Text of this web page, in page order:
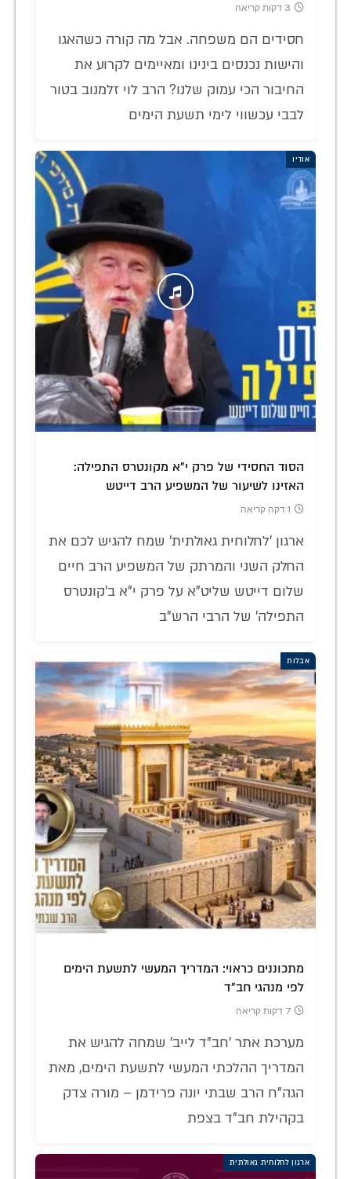
3 דקות קריאה
חסידים הם משפחה. אבל מה קורה כשהאגו
והישות נכנסים בינינו ומאיימים לקרוע את
החיבור הכי עמוק שלנו? הרב לוי זלמנוב בטור
לבבי עכשווי לימי תשעת הימים
אודיו
הסוד החסידי של פרק י"א מקונטרס התפילה:
האזינו לשיעור של המשפיע הרב דייטש
1 דקה קריאה
ארגון 'לחלוחית גאולתית' שמח להגיש לכם את
החלק השני והמרתק של המשפיע הרב חיים
שלום דייטש שליט"א על פרק י"א ב'קונטרס
התפילה' של הרבי הרש"ב
אבלות
מתכוננים כראוי: המדריך המעשי לתשעת הימים
לפי מנהגי חב"ד
7 דקות קריאה
מערכת אתר 'חב"ד לייב' שמחה להגיש את
המדריך ההלכתי המעשי לתשעת הימים, מאת
הגה"ח הרב שבתי יונה פרידמן – מורה צדק
בקהילת חב"ד בצפת
ארגון לחלוחית גאולתית